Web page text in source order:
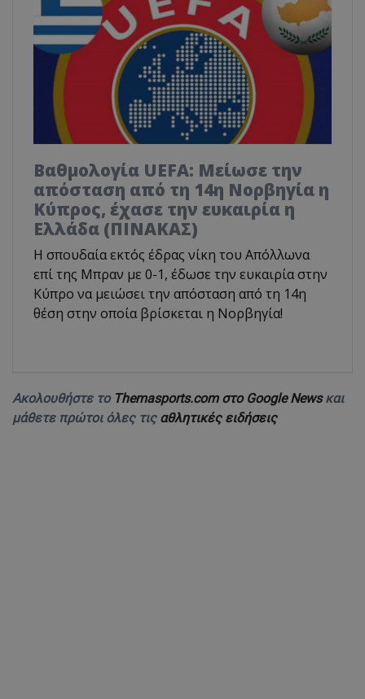
Βαθμολογία UEFA: Μείωσε την
απόσταση από τη 14η Νορβηγία η
Κύπρος, έχασε την ευκαιρία η
Ελλάδα (ΠΙΝΑΚΑΣ)
Η σπουδαία εκτός έδρας νίκη του Απόλλωνα
επί της Μπραν με 0-1, έδωσε την ευκαιρία στην
Κύπρο να μειώσει την απόσταση από τη 14η
θέση στην οποία βρίσκεται η Νορβηγία!
Ακολουθήστε το Themasports.com στο Google Newsκαι
μάθετε πρώτοι όλες τις αθλητικές ειδήσεις